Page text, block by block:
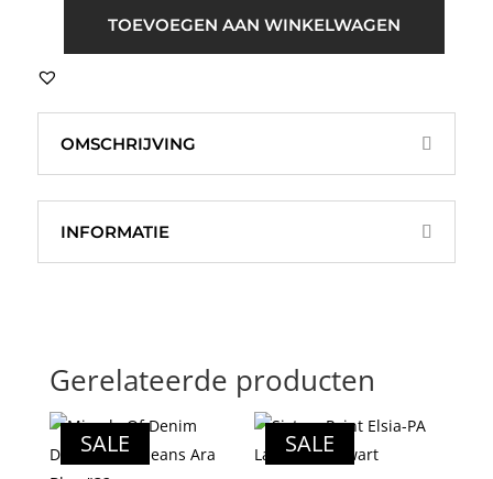
Pailletten
Wit
aantal
TOEVOEGEN AAN WINKELWAGEN
OMSCHRIJVING
INFORMATIE
Gerelateerde producten
SALE SALE